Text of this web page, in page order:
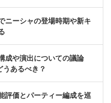
ニーシャの登場時期や新キ
成や演出についての議論
あるべき？
評価とパーティー編成を巡